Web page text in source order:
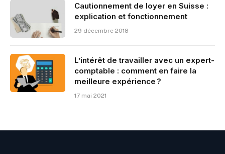
Cautionnement de loyer en Suisse :
explication et fonctionnement
29 décembre 2018
L’intérêt de travailler avec un expert-
comptable : comment en faire la
meilleure expérience ?
17 mai 2021